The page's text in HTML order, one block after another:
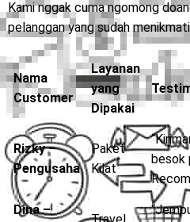
Kami nggak cuma ngomong
pelanggan yang sudah
Nama
Customer
Layanan
yang
Dipakai
Rizky –
Pengusaha
Paket
Kilat
besok